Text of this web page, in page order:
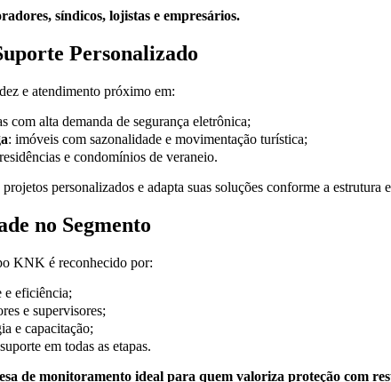
síndicos, lojistas e empresários.
Personalizado
e atendimento próximo em:
com alta demanda de segurança eletrônica;
: imóveis com sazonalidade e movimentação turística;
e condomínios de veraneio.
personalizados e adapta suas soluções conforme a estrutura
no Segmento
KNK é reconhecido por:
e eficiência;
e supervisores;
e capacitação;
em todas as etapas.
de monitoramento ideal para quem valoriza proteção com